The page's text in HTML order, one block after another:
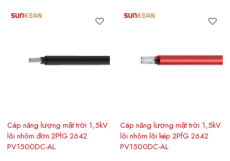
Cáp năng lượng mặt trời 1,5kV
lõi nhôm đơn 2PfG 2642
PV1500DC-AL
Cáp năng lượng mặt trời 1,5kV
lõi nhôm lõi kép 2PfG 2642
PV1500DC-AL